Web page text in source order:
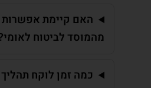
האם קיימת אפשרות
מהמוסד לביטוח
כמה זמן לוקח